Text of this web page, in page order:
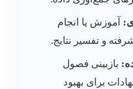
آموزش یا انجام
و تفسیر نتایج.
بازبینی فصول
برای بهبود